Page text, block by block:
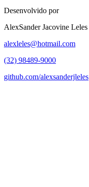
Desenvolvido por
AlexSander Jacovine Leles
alexleles@hotmail.com
(32) 98489-9000
github.com/alexsanderjleles